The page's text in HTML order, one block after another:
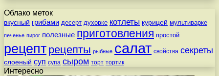
Облако меток
вкусный грибами десерт духовке котлеты курицей мультиварке
печенье пирог полезные приготовления простой
рецепт рецепты рыбные салат свойства секреты
слоеный суп супа сыром торт тортик
Интересно